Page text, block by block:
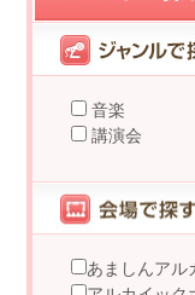
音楽
講演会
あましんアル